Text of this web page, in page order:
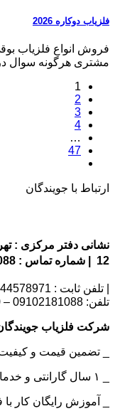
فلزیاب دوکاره 2026
فروش انواع فلزیاب
مشتری هرگونه سوال در
1
2
3
4
…
47
ارتباط با جویندگان
نشانی دفتر مرکزی :
12 | شماره تماس : 09102181088
| تلفن ثابت : 44578971-021 | ساعات تماس همه روزه 9 الی 18
تلفن: 09102181088 – 09102191330
شرکت فلزیاب
_ تضمین قیمت و
_ آموزش رایگان کار